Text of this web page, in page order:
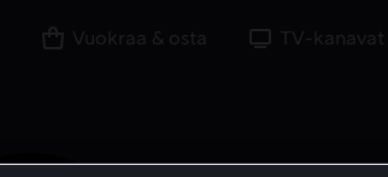
Vuokraa & osta TV-kanavat